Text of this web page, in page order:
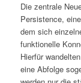
Die zentrale
Persistence,
dem sich
funktionelle
Hierfür
eine Abfolge